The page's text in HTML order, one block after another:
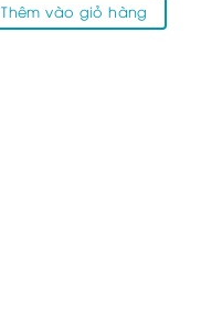
Thêm vào giỏ hàng